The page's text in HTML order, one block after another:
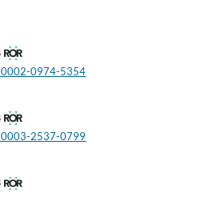
0974-5354
2537-0799